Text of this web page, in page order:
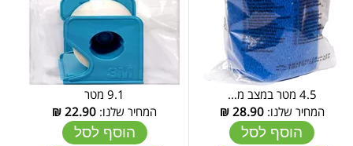
4.5 מטר במצב מ...
המחיר שלנו:28.90
₪
הוסף לסל
9.1 מטר
המחיר שלנו: 22.90
₪
הוסף לסל